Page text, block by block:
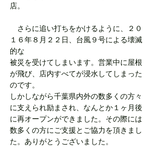
店。
さらに追い打ちをかけるように、２０
１６年８月２２日、台風９号による壊滅
的な
被災を受けてしまいます。営業中に屋根
が飛び、店内すべてが浸水してしまった
のです。
しかしながら千葉県内外の数多くの方々
に支えられ励まされ、なんとか１ヶ月後
に再オープンができました。その際には
数多くの方にご支援とご協力を頂きまし
た。ありがとうございました。